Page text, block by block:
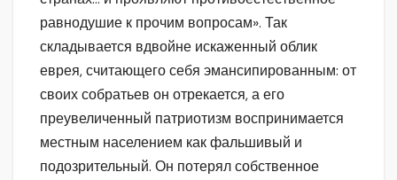
равнодушие к прочим вопросам». Так
складывается вдвойне искаженный облик
еврея, считающего себя эмансипированным: от
своих собратьев он отрекается, а его
преувеличенный патриотизм воспринимается
местным населением как фальшивый и
подозрительный. Он потерял собственное